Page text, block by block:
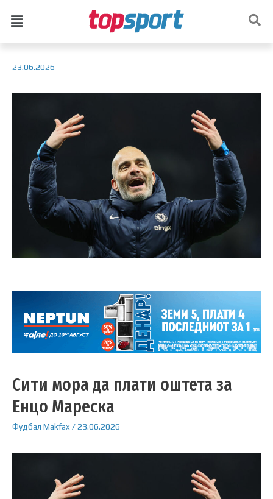
23.06.2026
Сити мора да плати оштета за
Енцо Мареска
Фудбал Makfax /23.06.2026